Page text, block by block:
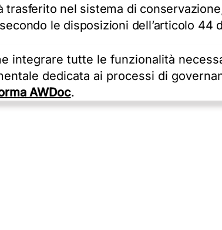
trasferito nel sistema di
le disposizioni dell’articolo 44
integrare tutte le funzionalità
dedicata ai processi di
AWDoc.